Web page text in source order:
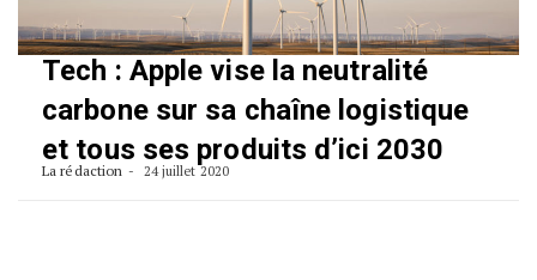
Tech : Apple vise la neutralité
carbone sur sa chaîne logistique
et tous ses produits d’ici 2030
La rédaction 24 juillet 2020